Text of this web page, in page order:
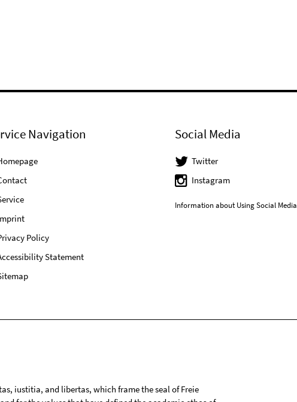
Navigation
Policy
Statement
Social Media
Twitter
Instagram
Information about Using Social Media
iustitia, and libertas, which frame the seal of Freie